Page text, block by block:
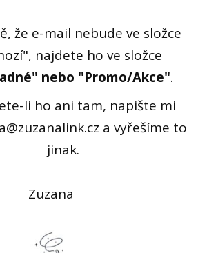
že e-mail nebude ve složce
najdete ho ve složce
nebo "Promo/Akce".
li ho ani tam, napište mi
a vyřešíme to
jinak.
Zuzana